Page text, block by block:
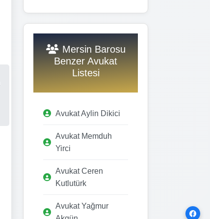
Mersin Barosu
Benzer Avukat
Listesi
Avukat Aylin Dikici
Avukat Memduh
Yirci
Avukat Ceren
Kutlutürk
Avukat Yağmur